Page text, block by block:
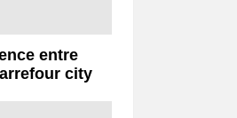
entre
city